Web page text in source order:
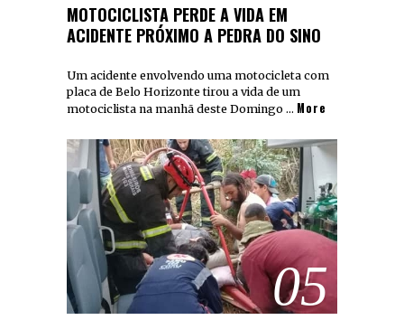
MOTOCICLISTA PERDE A VIDA EM
ACIDENTE PRÓXIMO A PEDRA DO SINO
Um acidente envolvendo uma motocicleta com
placa de Belo Horizonte tirou a vida de um
motociclista na manhã deste Domingo … More
05